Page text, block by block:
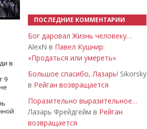
в
9
ПОСЛЕДНИЕ КОММЕНТАРИИ
Бог даровал Жизнь человеку…
AlexN в Павел Кушнир:
«Продаться или умереть»
Большое спасибо, Лазарь! Sikorsky
в Рейган возвращается
Поразительно выразительное…
Лазарь Фрейдгейм в Рейган
возвращается